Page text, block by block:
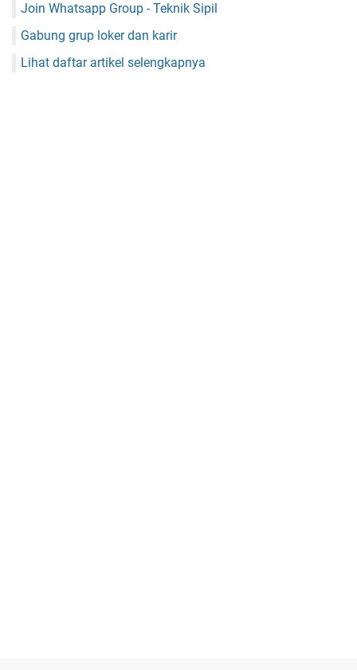
Join Whatsapp Group - Teknik Sipil
Gabung grup loker dan karir
Lihat daftar artikel selengkapnya